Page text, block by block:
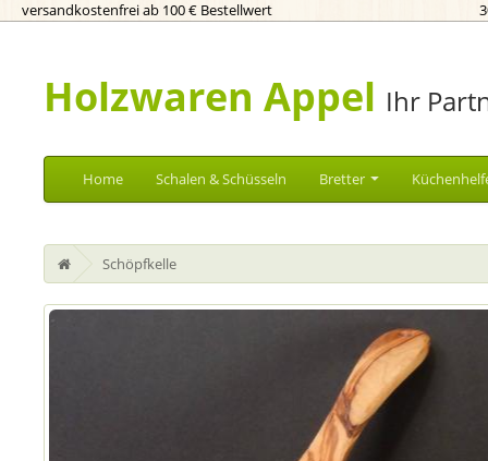
versandkostenfrei ab 100 € Bestellwert
Holzwaren Appel Ihr
Home Schalen & Schüsseln Bretter
Schöpfkelle